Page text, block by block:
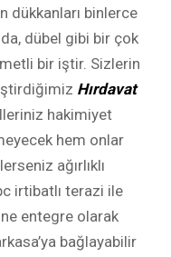
dükkanları binlerce
dübel gibi bir çok
bir iştir. Sizlerin
Hırdavat
hakimiyet
hem onlar
ağırlıklı
irtibatlı terazi ile
entegre olarak
bağlayabilir